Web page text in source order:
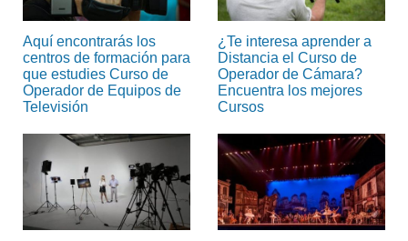
Aquí encontrarás los
centros de formación para
que estudies Curso de
Operador de Equipos de
Televisión
¿Te interesa aprender a
Distancia el Curso de
Operador de Cámara?
Encuentra los mejores
Cursos